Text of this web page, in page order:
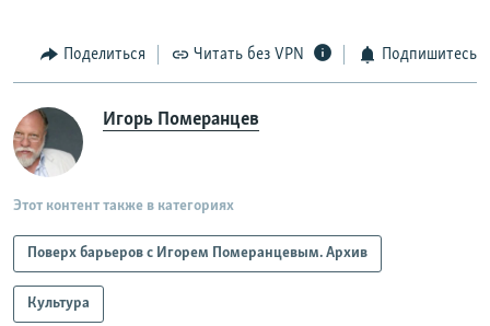
Поделиться Читать без VPN Подпишитесь
Игорь Померанцев
Этот контент также в категориях
Поверх барьеров с Игорем Померанцевым. Архив
Культура